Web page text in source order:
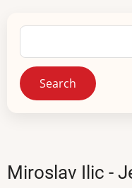
Search
Miroslav Ilic -